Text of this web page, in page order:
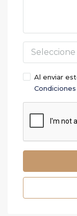
Seleccione
Al enviar